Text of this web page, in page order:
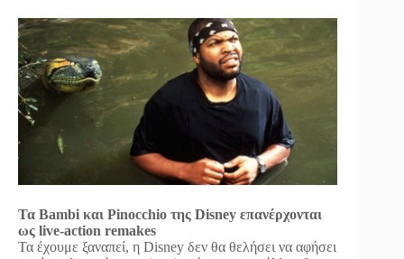
Τα Bambi και Pinocchio της Disney επανέρχονται
ως live-action remakes
Τα έχουμε ξαναπεί, η Disney δεν θα θελήσει να αφήσει